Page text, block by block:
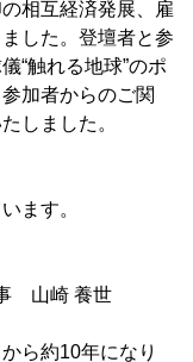
相互経済発展、雇
した。登壇者と参
“触れる地球”のポ
加者からのご関
しました。
ます。
山崎 養世
ら約10年になり